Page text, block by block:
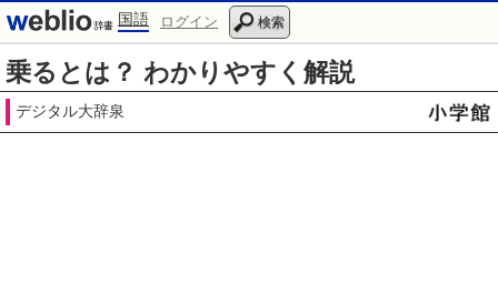
国語 ログイン 検索
乗るとは？ わかりやすく解説
デジタル大辞泉